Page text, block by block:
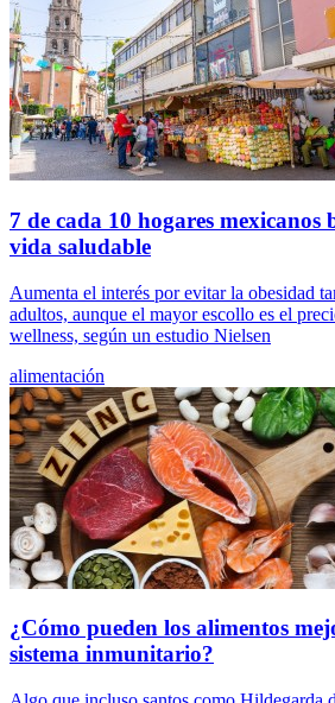
7 de cada 10 hogares mexicanos
vida saludable
Aumenta el interés por evitar la obesidad
adultos, aunque el mayor escollo es el
wellness, según un estudio Nielsen
alimentación
¿Cómo pueden los alimentos
sistema inmunitario?